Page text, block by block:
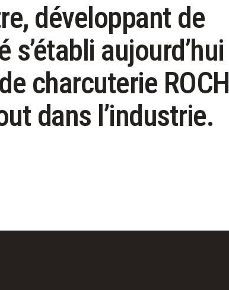
développant de
aujourd’hui
charcuterie ROCH
dans l’industrie.